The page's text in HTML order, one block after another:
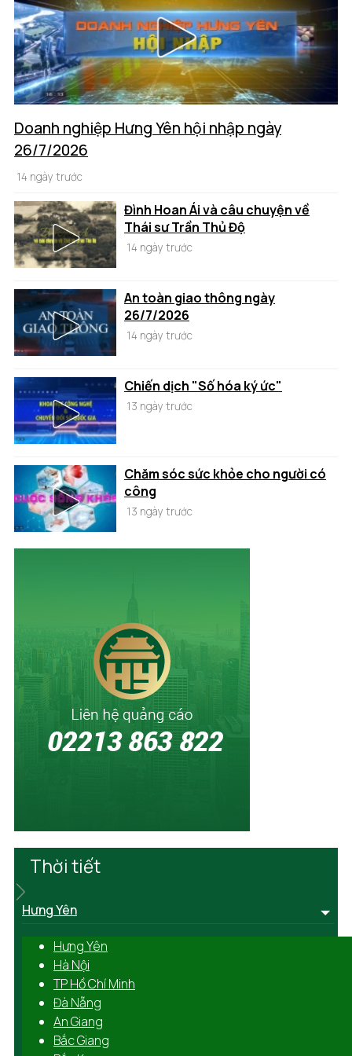
Doanh nghiệp Hưng Yên hội nhập ngày
26/7/2026
14 ngày trước
Đình Hoan Ái và câu chuyện về
Thái sư Trần Thủ Độ
14 ngày trước
An toàn giao thông ngày
26/7/2026
14 ngày trước
Chiến dịch "Số hóa ký ức"
13 ngày trước
Chăm sóc sức khỏe cho người có
công
13 ngày trước
Thời tiết
Hưng Yên
Hưng Yên
Hà Nội
TP Hồ Chí Minh
Đà Nẵng
An Giang
Bắc Giang